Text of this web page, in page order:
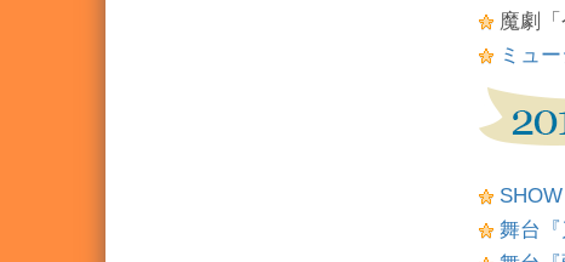
魔劇「
ミュ
舞台